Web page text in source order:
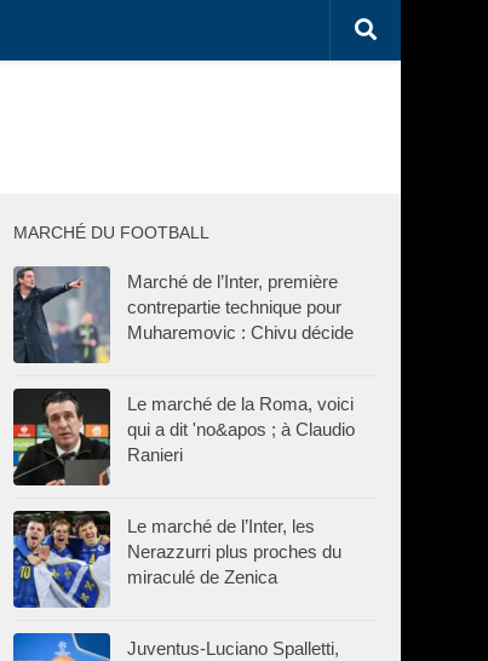
MARCHÉ DU FOOTBALL
Marché de l’Inter, première
contrepartie technique pour
Muharemovic : Chivu décide
Le marché de la Roma, voici
qui a dit 'no&apos ; à Claudio
Ranieri
Le marché de l’Inter, les
Nerazzurri plus proches du
miraculé de Zenica
Juventus-Luciano Spalletti,